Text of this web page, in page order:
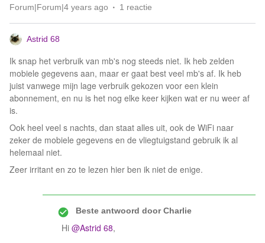
Forum|Forum|4 years ago 1 reactie
Astrid 68
Ik snap het verbruik van mb's nog steeds niet. Ik heb zelden
mobiele gegevens aan, maar er gaat best veel mb's af. Ik heb
juist vanwege mijn lage verbruik gekozen voor een klein
abonnement, en nu is het nog elke keer kijken wat er nu weer af
is.
Ook heel veel s nachts, dan staat alles uit, ook de WiFi naar
zeker de mobiele gegevens en de vliegtuigstand gebruik ik al
helemaal niet.
Zeer irritant en zo te lezen hier ben ik niet de enige.
Beste antwoord doorCharlie
Hi @Astrid 68,